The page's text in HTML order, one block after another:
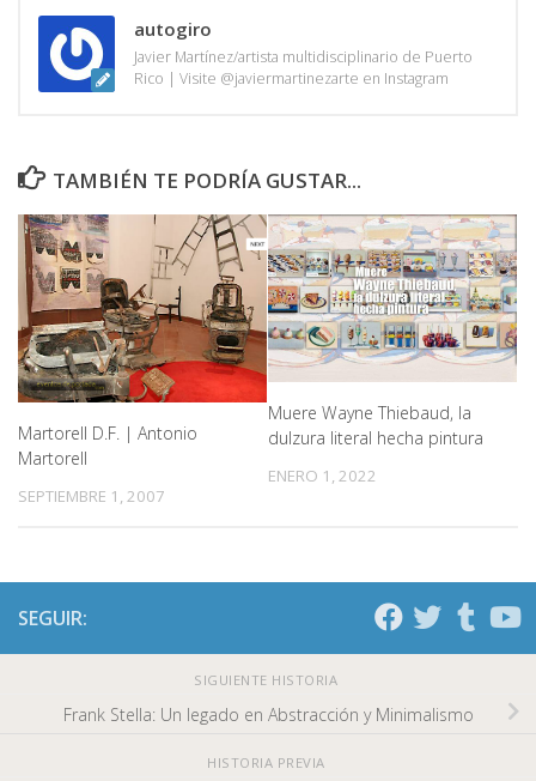
autogiro
Javier Martínez/artista multidisciplinario de Puerto
Rico | Visite @javiermartinezarte en Instagram
TAMBIÉN TE PODRÍA GUSTAR...
Martorell D.F. | Antonio
Martorell
SEPTIEMBRE 1, 2007
Muere Wayne Thiebaud, la
dulzura literal hecha pintura
ENERO 1, 2022
SEGUIR:
SIGUIENTE HISTORIA
Frank Stella: Un legado en Abstracción y Minimalismo
HISTORIA PREVIA